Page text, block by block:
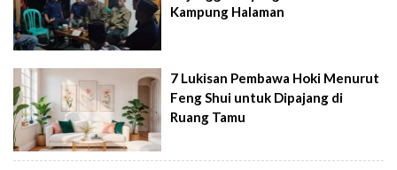
Kampung Halaman
7 Lukisan Pembawa Hoki Menurut
Feng Shui untuk Dipajang di
Ruang Tamu